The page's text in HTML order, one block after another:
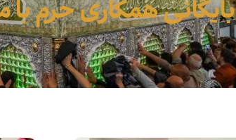
بایگانی همکاری حرم با